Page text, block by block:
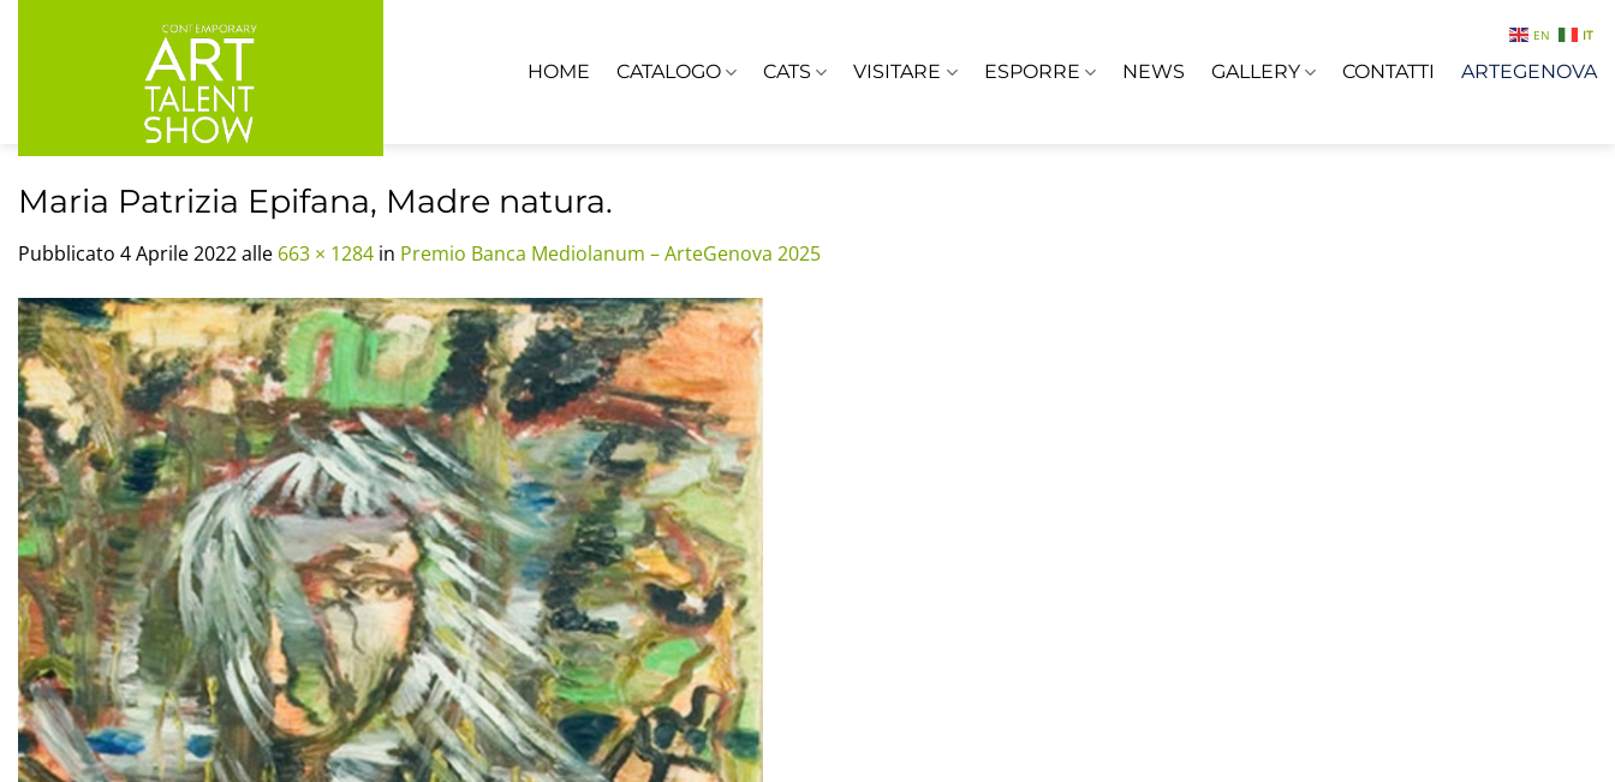
HOME CATALOGO CATS VISITARE ESPORRE NEWS GALLERY CONTATTI ARTEGENOVA
Maria Patrizia Epifana, Madre natura.
Pubblicato 4 Aprile 2022alle 663 × 1284 in Premio Banca Mediolanum – ArteGenova 2025
EN IT